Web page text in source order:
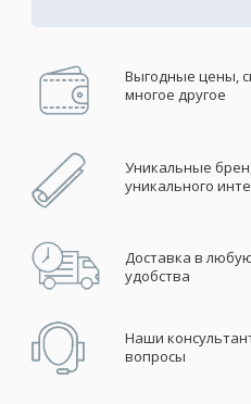
Выгодные цены,
многое другое
Уникальные
уникального
Доставка в
удобства
Наши
вопросы